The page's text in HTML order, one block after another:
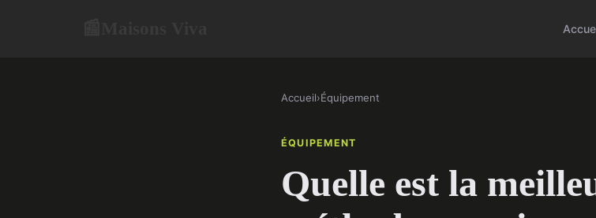
Accueil›Équipement
ÉQUIPEMENT
Quelle est la